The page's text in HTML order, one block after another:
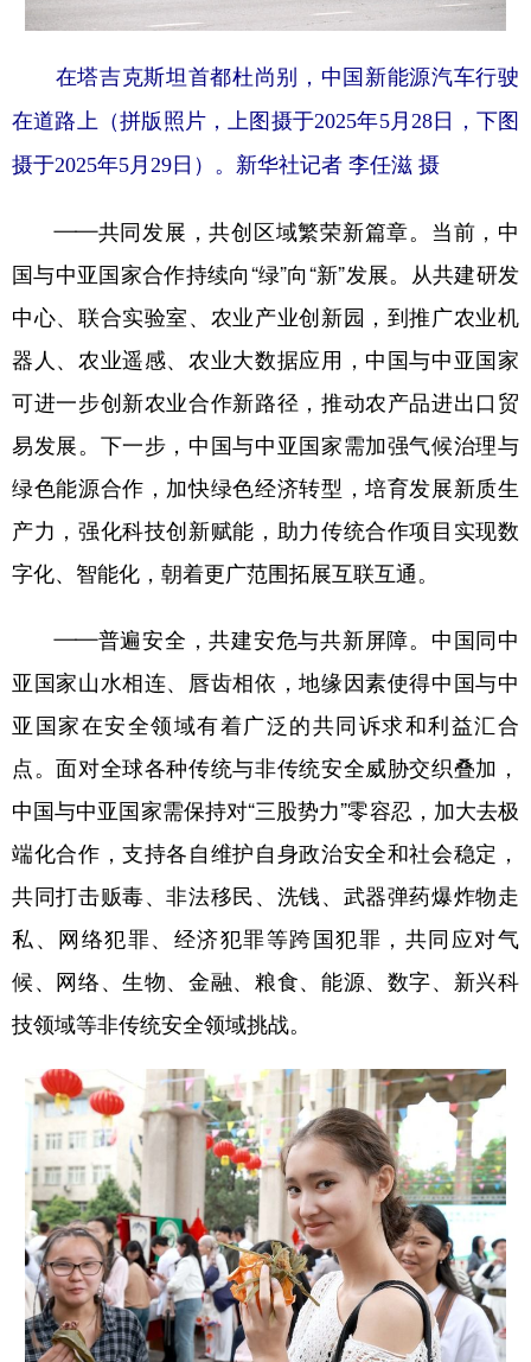
在塔吉克斯坦首都杜尚别，中国新能源汽车行驶
在道路上（拼版照片，上图摄于2025年5月28日，下图
摄于2025年5月29日）。新华社记者 李任滋 摄
——共同发展，共创区域繁荣新篇章。当前，中
国与中亚国家合作持续向“绿”向“新”发展。从共建研发
中心、联合实验室、农业产业创新园，到推广农业机
器人、农业遥感、农业大数据应用，中国与中亚国家
可进一步创新农业合作新路径，推动农产品进出口贸
易发展。下一步，中国与中亚国家需加强气候治理与
绿色能源合作，加快绿色经济转型，培育发展新质生
产力，强化科技创新赋能，助力传统合作项目实现数
字化、智能化，朝着更广范围拓展互联互通。
——普遍安全，共建安危与共新屏障。中国同中
亚国家山水相连、唇齿相依，地缘因素使得中国与中
亚国家在安全领域有着广泛的共同诉求和利益汇合
点。面对全球各种传统与非传统安全威胁交织叠加，
中国与中亚国家需保持对“三股势力”零容忍，加大去极
端化合作，支持各自维护自身政治安全和社会稳定，
共同打击贩毒、非法移民、洗钱、武器弹药爆炸物走
私、网络犯罪、经济犯罪等跨国犯罪，共同应对气
候、网络、生物、金融、粮食、能源、数字、新兴科
技领域等非传统安全领域挑战。